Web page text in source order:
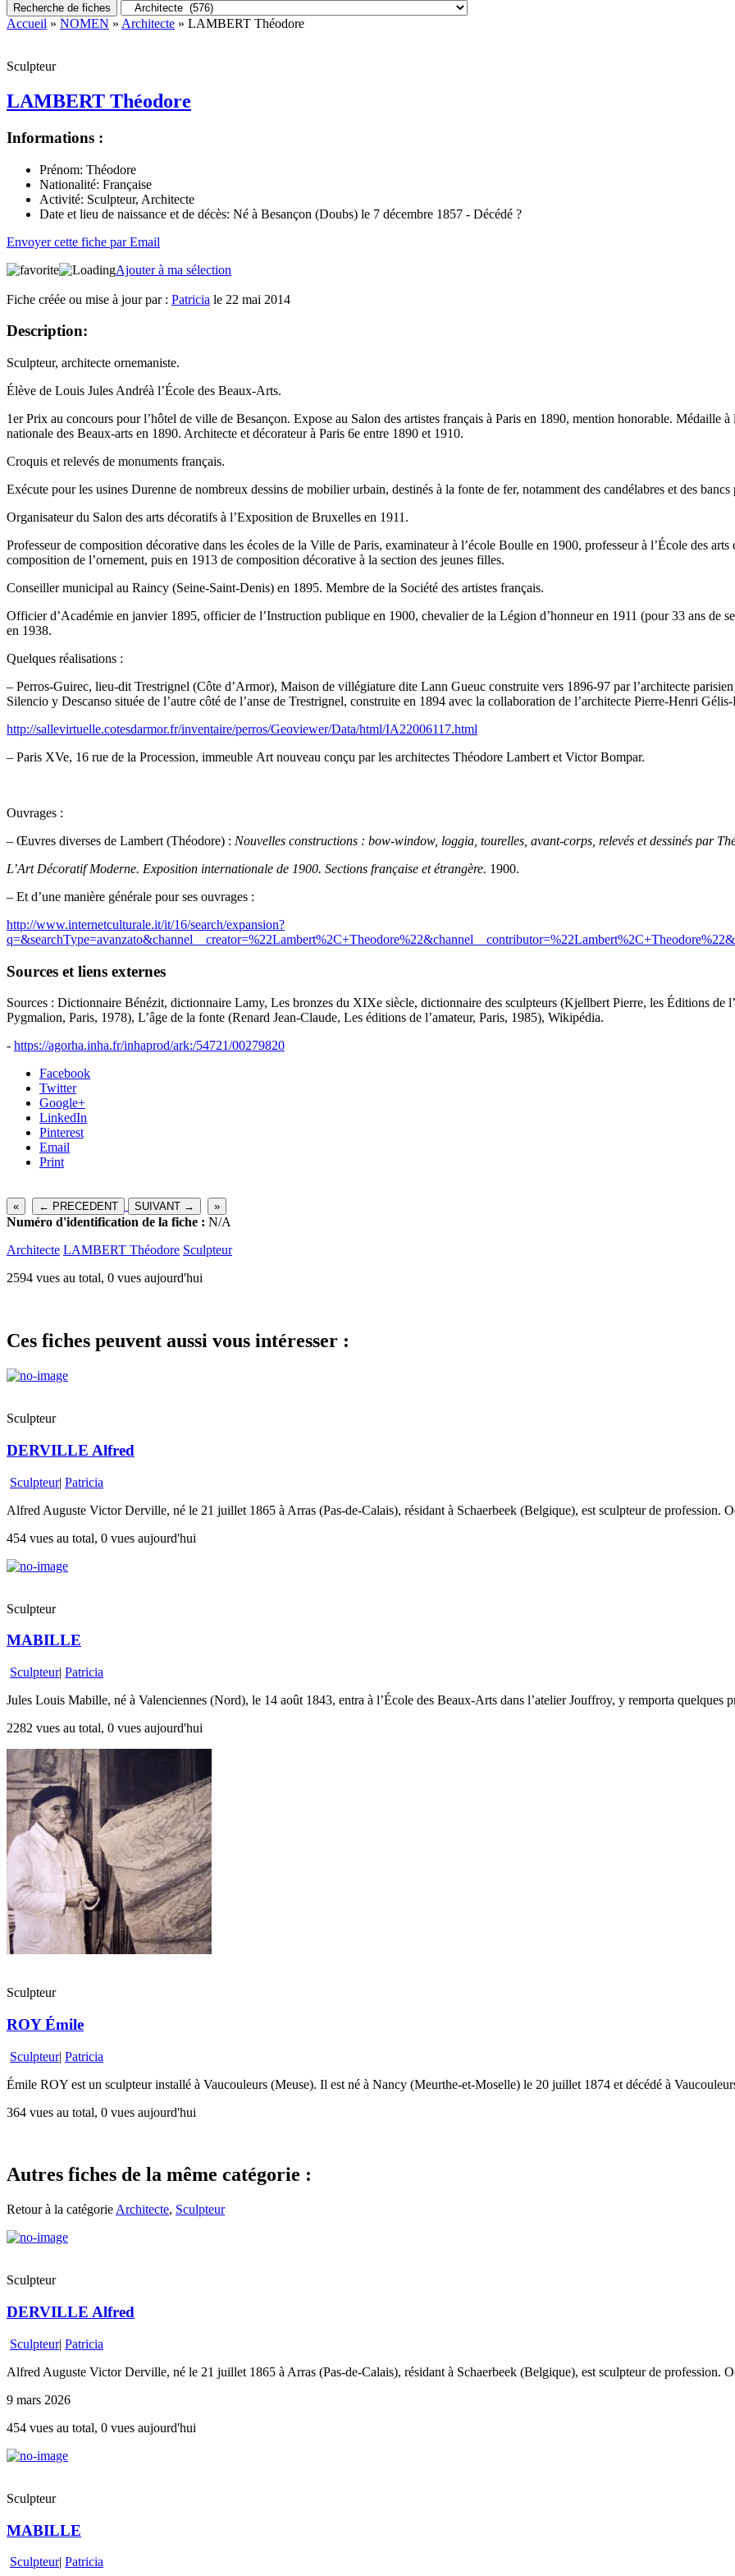
Recherche de fiches
Accueil » NOMEN » Architecte » LAMBERT Théodore
Sculpteur
LAMBERT Théodore
Informations :
Prénom: Théodore
Nationalité: Française
Activité: Sculpteur, Architecte
Date et lieu de naissance et de décès: Né à Besançon (Doubs) le 7 décembre 1857 - Décédé ?
Envoyer cette fiche par Email
Ajouter à ma sélection
Fiche créée ou mise à jour par : Patricia le 22 mai 2014
Description:
Sculpteur, architecte ornemaniste.
Élève de Louis Jules Andréà l’École des Beaux-Arts.
1er Prix au concours pour l’hôtel de ville de Besançon. Expose au Salon des artistes français à Paris en 1890, mention honorable. Médaille
nationale des Beaux-arts en 1890. Architecte et décorateur à Paris 6e entre 1890 et 1910.
Croquis et relevés de monuments français.
Exécute pour les usines Durenne de nombreux dessins de mobilier urbain, destinés à la fonte de fer, notamment des candélabres et des bancs
Organisateur du Salon des arts décoratifs à l’Exposition de Bruxelles en 1911.
Professeur de composition décorative dans les écoles de la Ville de Paris, examinateur à l’école Boulle en 1900, professeur à l’École des
composition de l’ornement, puis en 1913 de composition décorative à la section des jeunes filles.
Conseiller municipal au Raincy (Seine-Saint-Denis) en 1895. Membre de la Société des artistes français.
Officier d’Académie en janvier 1895, officier de l’Instruction publique en 1900, chevalier de la Légion d’honneur en 1911 (pour 33 ans de
en 1938.
Quelques réalisations :
– Perros-Guirec, lieu-dit Trestrignel (Côte d’Armor), Maison de villégiature dite Lann Gueuc construite vers 1896-97 par l’architecte
Silencio y Descanso située de l’autre côté de l’anse de Trestrignel, construite en 1894 avec la collaboration de l’architecte Pierre-Henri
http://sallevirtuelle.cotesdarmor.fr/inventaire/perros/Geoviewer/Data/html/IA22006117.html
– Paris XVe, 16 rue de la Procession, immeuble Art nouveau conçu par les architectes Théodore Lambert et Victor Bompar.
Ouvrages :
– Œuvres diverses de Lambert (Théodore) : Nouvelles constructions : bow-window, loggia, tourelles, avant-corps, relevés et dessinés par
L’Art Décoratif Moderne. Exposition internationale de 1900. Sections française et étrangère. 1900.
– Et d’une manière générale pour ses ouvrages :
http://www.internetculturale.it/it/16/search/expansion?
Sources et liens externes
Sources : Dictionnaire Bénézit, dictionnaire Lamy, Les bronzes du XIXe siècle, dictionnaire des sculpteurs (Kjellbert Pierre, les Éditions de
Pygmalion, Paris, 1978), L’âge de la fonte (Renard Jean-Claude, Les éditions de l’amateur, Paris, 1985), Wikipédia.
- https://agorha.inha.fr/inhaprod/ark:/54721/00279820
Facebook
Twitter
Google+
LinkedIn
Pinterest
Email
Print
« ← PRECEDENT SUIVANT → »
Numéro d'identification de la fiche : N/A
Architecte LAMBERT Théodore Sculpteur
2594 vues au total, 0 vues aujourd'hui
Ces fiches peuvent aussi vous intéresser :
Sculpteur
DERVILLE Alfred
Sculpteur| Patricia
Alfred Auguste Victor Derville, né le 21 juillet 1865 à Arras (Pas-de-Calais), résidant à Schaerbeek (Belgique), est sculpteur de profession.
454 vues au total, 0 vues aujourd'hui
Sculpteur
MABILLE
Sculpteur| Patricia
Jules Louis Mabille, né à Valenciennes (Nord), le 14 août 1843, entra à l’École des Beaux-Arts dans l’atelier Jouffroy, y remporta quelques
2282 vues au total, 0 vues aujourd'hui
Sculpteur
ROY Émile
Sculpteur| Patricia
Émile ROY est un sculpteur installé à Vaucouleurs (Meuse). Il est né à Nancy (Meurthe-et-Moselle) le 20 juillet 1874 et décédé à
364 vues au total, 0 vues aujourd'hui
Autres fiches de la même catégorie :
Retour à la catégorie Architecte, Sculpteur
Sculpteur
DERVILLE Alfred
Sculpteur| Patricia
Alfred Auguste Victor Derville, né le 21 juillet 1865 à Arras (Pas-de-Calais), résidant à Schaerbeek (Belgique), est sculpteur de profession.
9 mars 2026
454 vues au total, 0 vues aujourd'hui
Sculpteur
MABILLE
Sculpteur| Patricia